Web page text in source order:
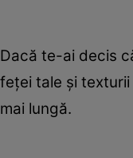
Dacă te-ai decis
feței tale și
mai lungă.